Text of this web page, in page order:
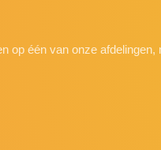
op één van onze